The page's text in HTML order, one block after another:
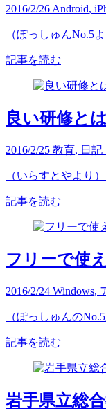
2016/2/26 Android,
（ぽっしゅんNo.5
記事を読む
良い研修と
2016/2/25 教育, 日
（いらすとやより
記事を読む
フリーで使
2016/2/24 Windows,
（ぽっしゅんの
記事を読む
岩手県立総